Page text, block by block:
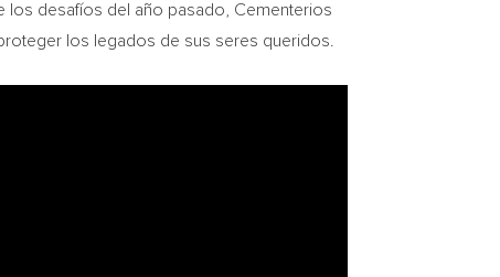
los desafíos del año pasado, Cementerios
los legados de sus seres queridos.